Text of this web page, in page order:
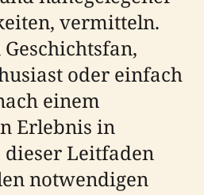
vermitteln.
oder einfach
einem
Erlebnis in
Leitfaden
notwendigen